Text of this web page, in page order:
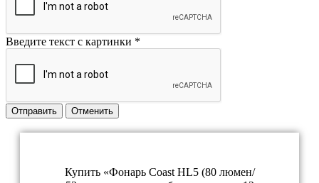
Введите текст с картинки *
Отправить Отменить
Купить «Фонарь Coast HL5 (80 люмен/